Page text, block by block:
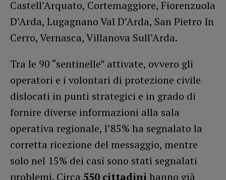
Castell’Arquato, Cortemaggiore, Fiorenzuola
D’Arda, Lugagnano Val D’Arda, San Pietro In
Cerro, Vernasca, Villanova Sull’Arda.
Tra le 90 “sentinelle” attivate, ovvero gli
operatori e i volontari di protezione civile
dislocati in punti strategici e in grado di
fornire diverse informazioni alla sala
operativa regionale, l’85% ha segnalato la
corretta ricezione del messaggio, mentre
solo nel 15% dei casi sono stati segnalati
problemi. Circa 550 cittadinihanno già